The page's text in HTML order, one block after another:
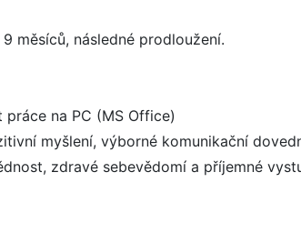
měsíců, následné prodloužení.
na PC (MS Office)
myšlení, výborné komunikační
zdravé sebevědomí a příjemné